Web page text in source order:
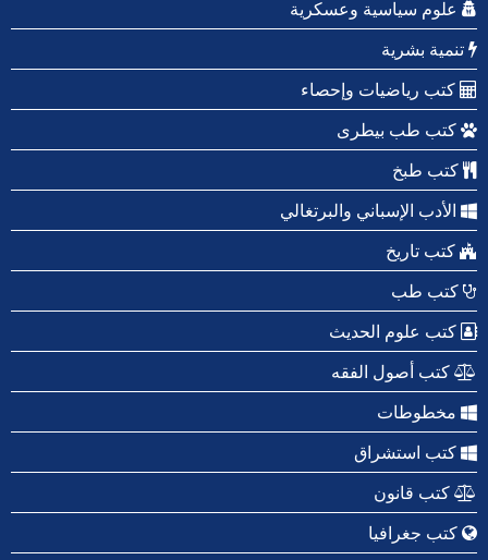
علوم سياسية وعسكرية
تنمية بشرية
كتب رياضيات وإحصاء
كتب طب بيطرى
كتب طبخ
الأدب الإسباني والبرتغالي
كتب تاريخ
كتب طب
كتب علوم الحديث
كتب أصول الفقه
مخطوطات
كتب استشراق
كتب قانون
كتب جغرافيا